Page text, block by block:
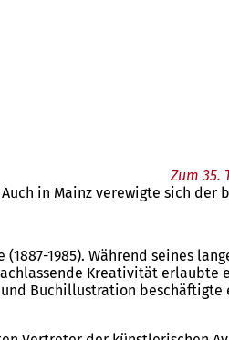
Zum 35.
in Mainz verewigte sich
1985). Während seines
Kreativität
Buchillustration